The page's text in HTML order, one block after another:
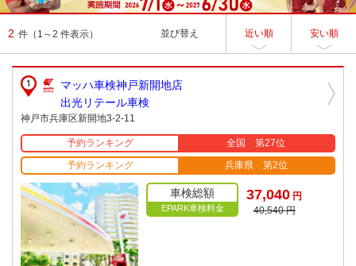
2 件 （1～2 件表示） 並び替え 近い順 安い順
マッハ車検神戸新開地店
出光リテール車検
神戸市兵庫区新開地3-2-11
予約ランキング
全国 第27位
予約ランキング
兵庫県 第2位
車検総額
EPARK車検料金
37,040 円
40,540 円